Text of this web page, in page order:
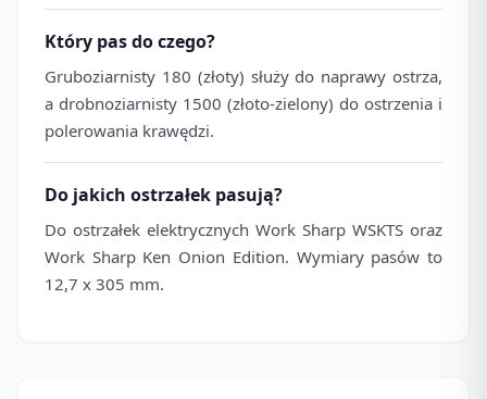
Który pas do czego?
Gruboziarnisty 180 (złoty) służy do naprawy ostrza,
a drobnoziarnisty 1500 (złoto-zielony) do ostrzenia i
polerowania krawędzi.
Do jakich ostrzałek pasują?
Do ostrzałek elektrycznych Work Sharp WSKTS oraz
Work Sharp Ken Onion Edition. Wymiary pasów to
12,7 x 305 mm.